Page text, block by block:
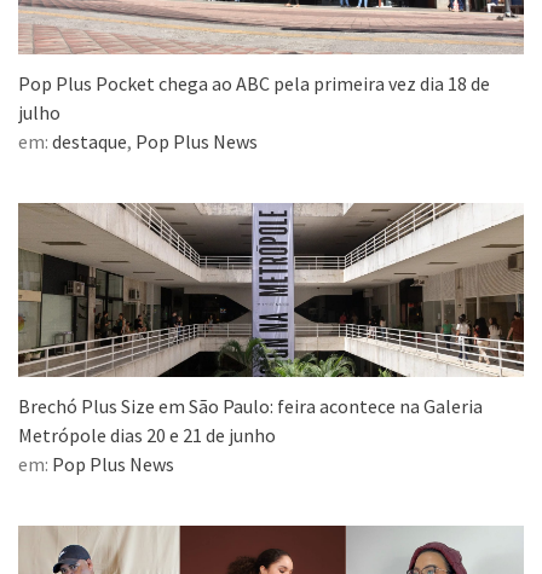
Pop Plus Pocket chega ao ABC pela primeira vez dia 18 de
julho
em: destaque, Pop Plus News
Brechó Plus Size em São Paulo: feira acontece na Galeria
Metrópole dias 20 e 21 de junho
em: Pop Plus News